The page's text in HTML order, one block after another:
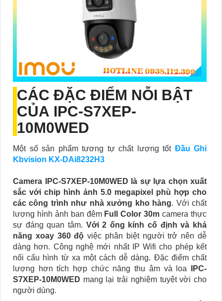
CÁC ĐẶC ĐIỂM NỖI BẬT
CỦA IPC-S7XEP-
10M0WED
Một số sản phẩm tương tự chất lượng tốt Đầu Ghi
Kbvision KX-DAi8232H3
Camera IPC-S7XEP-10M0WED là sự lựa chọn xuất
sắc với chip hình ảnh 5.0 megapixel phù hợp cho
các công trình như nhà xưởng kho hàng. Với chất
lượng hình ảnh ban đêm Full Color 30mcamera thực
sự đáng quan tâm. Với 2 ống kính cố định và khả
năng xoay 360 độviệc phân biệt người trở nên dễ
dàng hơn. Công nghệ mới nhất IP Wifi cho phép kết
nối cấu hình từ xa một cách dễ dàng. Đặc điểm chất
lượng hơn tích hợp chức năng thu âm và loa
IPC-
S7XEP-10M0WED mang lại trải nghiệm tuyệt vời cho
người dùng.